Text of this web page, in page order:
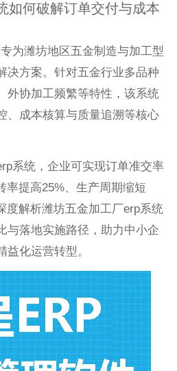
如何破解订单交付与成本
为潍坊地区五金制造与加工型
决方案。针对五金行业多品种
外协加工频繁等特性，该系统
、成本核算与质量追溯等核心
系统，企业可实现订单准交率
率提高25%、生产周期缩短
度解析潍坊五金加工厂erp系统
与落地实施路径，助力中小企
化运营转型。